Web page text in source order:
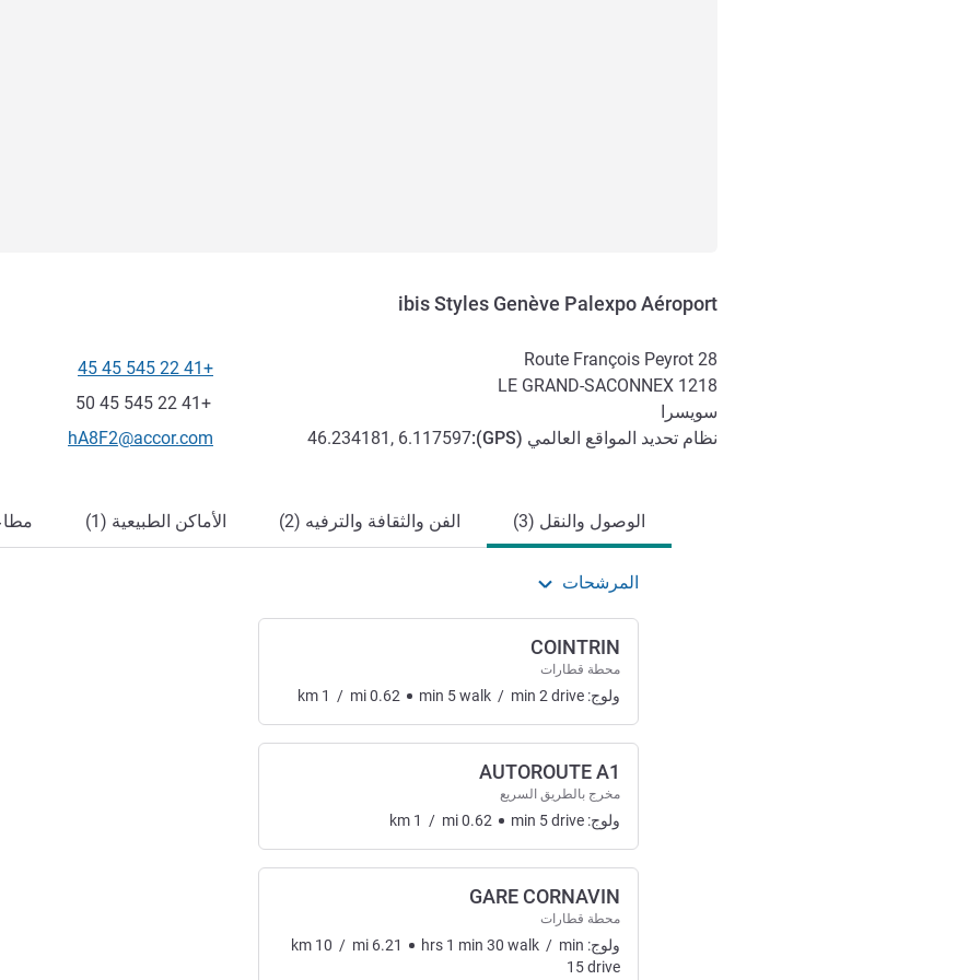
ibis Styles Genève Palexpo Aéroport
Route François Peyrot 28
1218
LE GRAND-SACONNEX
سويسرا
نظام تحديد المواقع العالمي (GPS
):
46.234181, 6.117597
الهاتف
+41 22 545 45 45
فاكس
+41 22 545 45 50
تواصل معنا عبر البريد
hA8F2@accor.com
الوصول والنقل (3) الفن والثقافة والترفيه (2) الأماكن الطبيعية (1)
المرشحات
COINTRIN
محطة قطارات
ولوج: km 1 / mi0.62 min 5walk / min 2 drive
AUTOROUTE A1
مخرج بالطريق السريع
ولوج: km 1 / mi0.62 min 5drive
GARE CORNAVIN
محطة قطارات
ولوج: km 10 / mi 6.21 hrs 1 min 30 walk / min
15drive